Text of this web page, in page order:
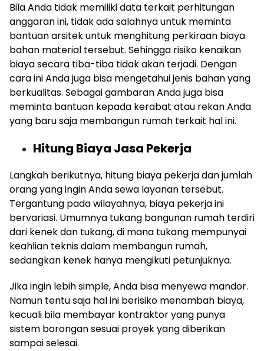
Bila Anda tidak memiliki data terkait perhitungan
anggaran ini, tidak ada salahnya untuk meminta
bantuan arsitek untuk menghitung perkiraan biaya
bahan material tersebut. Sehingga risiko kenaikan
biaya secara tiba-tiba tidak akan terjadi. Dengan
cara ini Anda juga bisa mengetahui jenis bahan yang
berkualitas. Sebagai gambaran Anda juga bisa
meminta bantuan kepada kerabat atau rekan Anda
yang baru saja membangun rumah terkait hal ini.
Hitung Biaya Jasa Pekerja
Langkah berikutnya, hitung biaya pekerja dan jumlah
orang yang ingin Anda sewa layanan tersebut.
Tergantung pada wilayahnya, biaya pekerja ini
bervariasi. Umumnya tukang bangunan rumah terdiri
dari kenek dan tukang, di mana tukang mempunyai
keahlian teknis dalam membangun rumah,
sedangkan kenek hanya mengikuti petunjuknya.
Jika ingin lebih simple, Anda bisa menyewa mandor.
Namun tentu saja hal ini berisiko menambah biaya,
kecuali bila membayar kontraktor yang punya
sistem borongan sesuai proyek yang diberikan
sampai selesai.